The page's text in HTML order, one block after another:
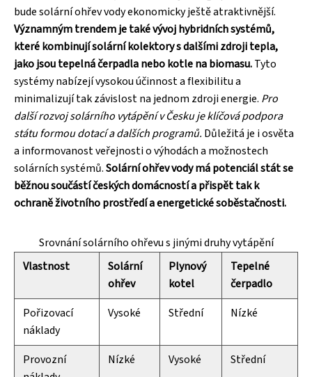
bude solární ohřev vody ekonomicky ještě atraktivnější.
Významným trendem je také vývoj hybridních systémů,
které kombinují solární kolektory s dalšími zdroji tepla,
jako jsou tepelná čerpadla nebo kotle na biomasu.Tyto
systémy nabízejí vysokou účinnost a flexibilitu a
minimalizují tak závislost na jednom zdroji energie. Pro
další rozvoj solárního vytápění v Česku je klíčová podpora
státu formou dotací a dalších programů. Důležitá je i osvěta
a informovanost veřejnosti o výhodách a možnostech
solárních systémů.Solární ohřev vody má potenciál stát se
běžnou součástí českých domácností a přispět tak k
ochraně životního prostředí a energetické soběstačnosti.
Srovnání solárního ohřevu s jinými druhy vytápění
Vlastnost
Solární
ohřev
Plynový
kotel
Tepelné
čerpadlo
Pořizovací
náklady
Vysoké Střední Nízké
Provozní
Nízké Vysoké Střední